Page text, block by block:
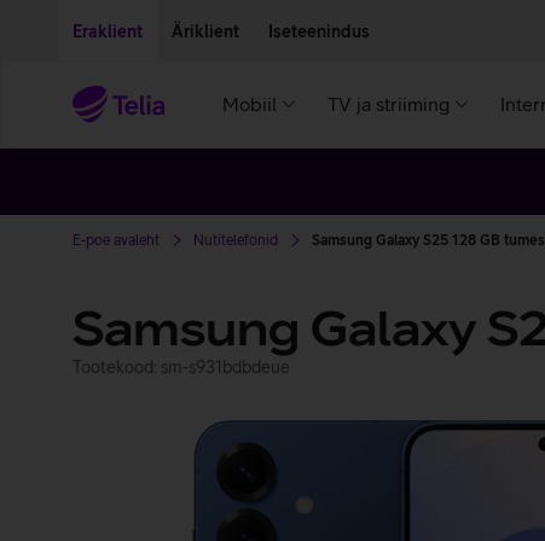
Eraklient Äriklient Iseteenindus
Mobiil TV ja striiming
E-poe avaleht Nutitelefonid Samsung Galaxy S25 128 GB
Samsung Galaxy
Tootekood: sm-s931bdbdeue